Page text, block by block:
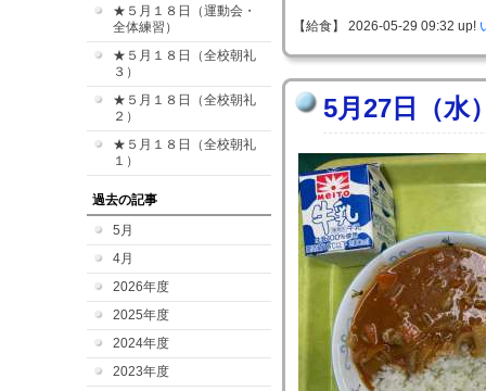
★５月１８日（運動会・
全体練習）
★５月１８日（全校朝礼
３）
★５月１８日（全校朝礼
２）
★５月１８日（全校朝礼
１）
過去の記事
5月
4月
2026年度
2025年度
2024年度
2023年度
【給食】 2026-05-29 09:32 up!
5月27日（水